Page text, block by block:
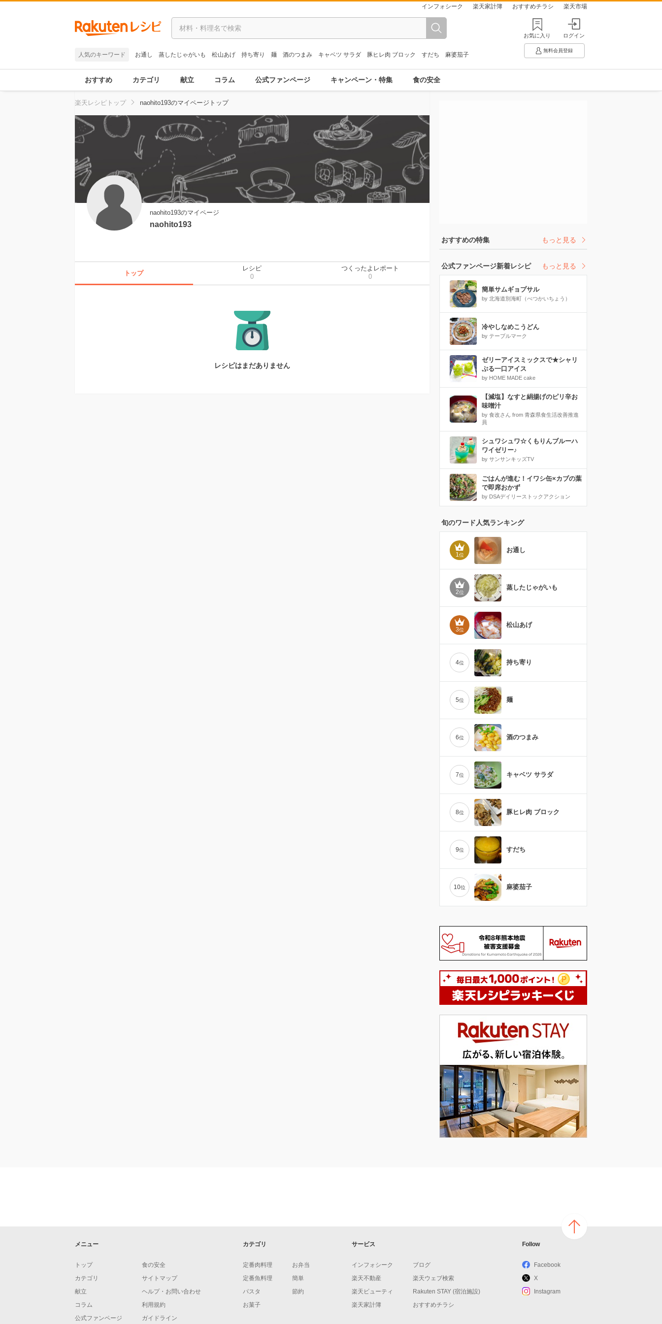
インフォシーク 楽天家計簿 おすすめチラシ 楽天市場
人気のキーワード お通し 蒸したじゃがいも 松山あげ 持ち寄り 麺 酒のつまみ キャベツ サラダ 豚ヒレ肉 ブロック すだち 麻婆茄子
お気に入り ログイン
無料会員登録
おすすめ カテゴリ 献立 コラム 公式ファンページ キャンペーン・特集 食の安全
楽天レシピトップ naohito193のマイページトップ
naohito193のマイページ
naohito193
トップ
レシピ
0
つくったよレポート
0
レシピはまだありません
おすすめの特集 もっと見る
公式ファンページ新着レシピ もっと見る
簡単サムギョプサル
by 北海道別海町（べつかいちょう）
冷やしなめこうどん
by テーブルマーク
ゼリーアイスミックスで★シャリ
ぷる一口アイス
by HOME MADE cake
【減塩】なすと絹揚げのピリ辛お
味噌汁
by 食改さん from 青森県食生活改善推進
員
シュワシュワ☆くもりんブルーハ
ワイゼリー♪
by サンサンキッズTV
ごはんが進む！イワシ缶×カブの葉
で即席おかず
by DSAデイリーストックアクション
旬のワード人気ランキング
1 位
お通し
2位
蒸したじゃがいも
3位
松山あげ
4位 持ち寄り
5位 麺
6位 酒のつまみ
7位 キャベツ サラダ
8位 豚ヒレ肉 ブロック
9位 すだち
10位 麻婆茄子
メニュー
トップ
カテゴリ
献立
コラム
公式ファンページ
食の安全
サイトマップ
ヘルプ・お問い合わせ
利用規約
ガイドライン
カテゴリ
定番肉料理
定番魚料理
パスタ
お菓子
お弁当
簡単
節約
サービス
インフォシーク
楽天不動産
楽天ビューティ
楽天家計簿
ブログ
楽天ウェブ検索
Rakuten STAY (宿泊施設)
おすすめチラシ
Follow
Facebook
X
Instagram